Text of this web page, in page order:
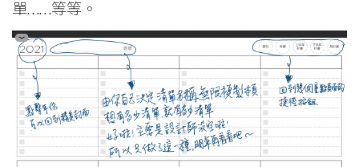
單……等等。